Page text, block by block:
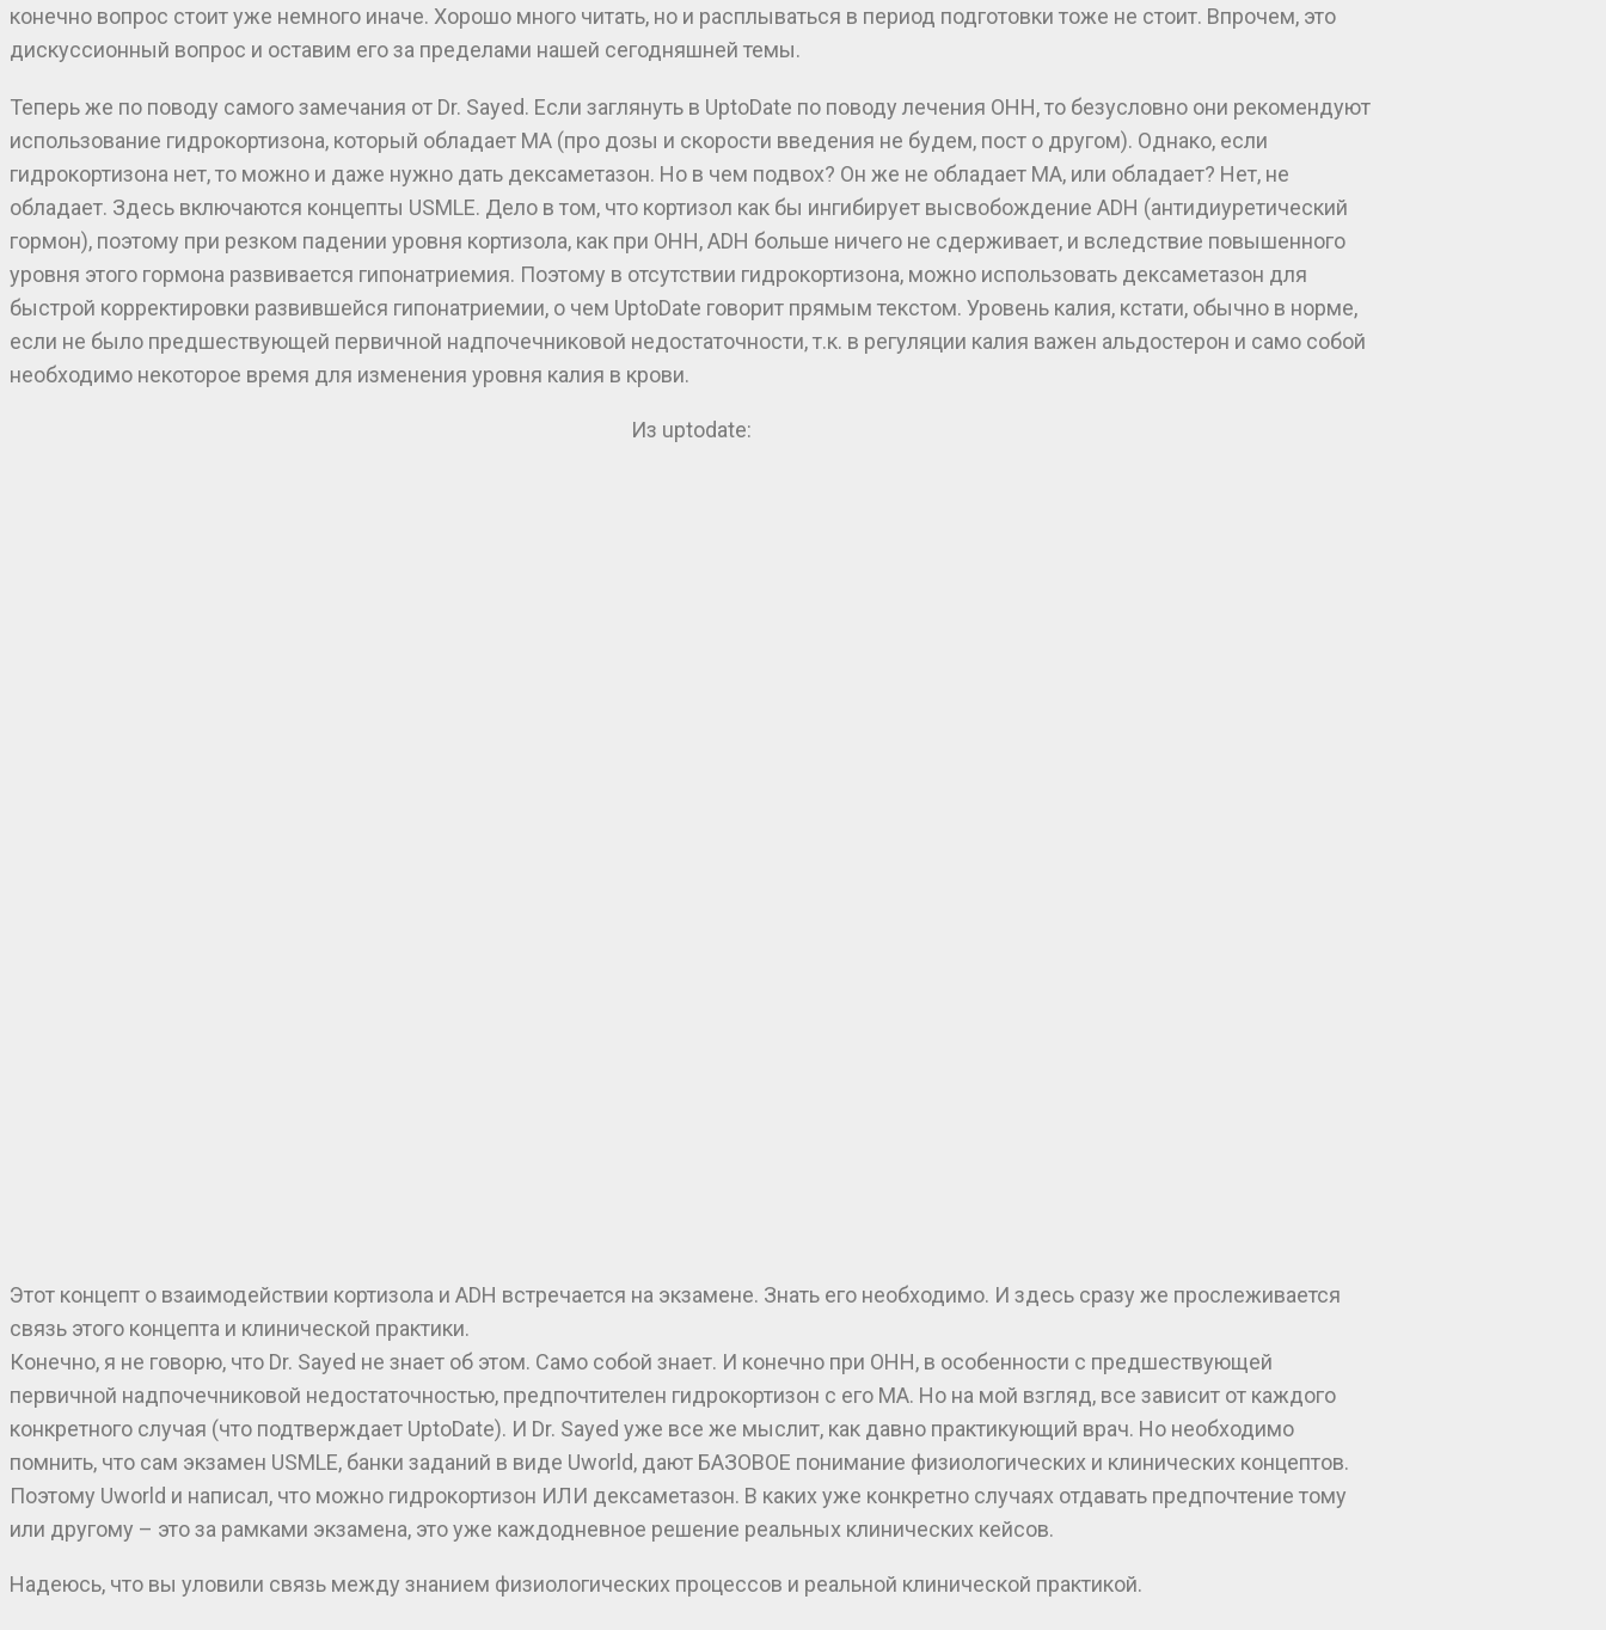
конечно вопрос стоит уже немного иначе. Хорошо много читать, но и расплываться в период подготовки тоже не стоит. Впрочем, это
дискуссионный вопрос и оставим его за пределами нашей сегодняшней темы.
Теперь же по поводу самого замечания от Dr. Sayed. Если заглянуть в UptoDate по поводу лечения ОНН, то безусловно они рекомендуют
использование гидрокортизона, который обладает МА (про дозы и скорости введения не будем, пост о другом). Однако, если
гидрокортизона нет, то можно и даже нужно дать дексаметазон. Но в чем подвох? Он же не обладает МА, или обладает? Нет, не
обладает. Здесь включаются концепты USMLE. Дело в том, что кортизол как бы ингибирует высвобождение ADH (антидиуретический
гормон), поэтому при резком падении уровня кортизола, как при ОНН, ADH больше ничего не сдерживает, и вследствие повышенного
уровня этого гормона развивается гипонатриемия. Поэтому в отсутствии гидрокортизона, можно использовать дексаметазон для
быстрой корректировки развившейся гипонатриемии, о чем UptoDate говорит прямым текстом. Уровень калия, кстати, обычно в норме,
если не было предшествующей первичной надпочечниковой недостаточности, т.к. в регуляции калия важен альдостерон и само собой
необходимо некоторое время для изменения уровня калия в крови.
Из uptodate:
Этот концепт о взаимодействии кортизола и ADH встречается на экзамене. Знать его необходимо. И здесь сразу же прослеживается
связь этого концепта и клинической практики.
Конечно, я не говорю, что Dr. Sayed не знает об этом. Само собой знает. И конечно при ОНН, в особенности с предшествующей
первичной надпочечниковой недостаточностью, предпочтителен гидрокортизон с его МА. Но на мой взгляд, все зависит от каждого
конкретного случая (что подтверждает UptoDate). И Dr. Sayed уже все же мыслит, как давно практикующий врач. Но необходимо
помнить, что сам экзамен USMLE, банки заданий в виде Uworld, дают БАЗОВОЕ понимание физиологических и клинических концептов.
Поэтому Uworld и написал, что можно гидрокортизон ИЛИ дексаметазон. В каких уже конкретно случаях отдавать предпочтение тому
или другому – это за рамками экзамена, это уже каждодневное решение реальных клинических кейсов.
Надеюсь, что вы уловили связь между знанием физиологических процессов и реальной клинической практикой.